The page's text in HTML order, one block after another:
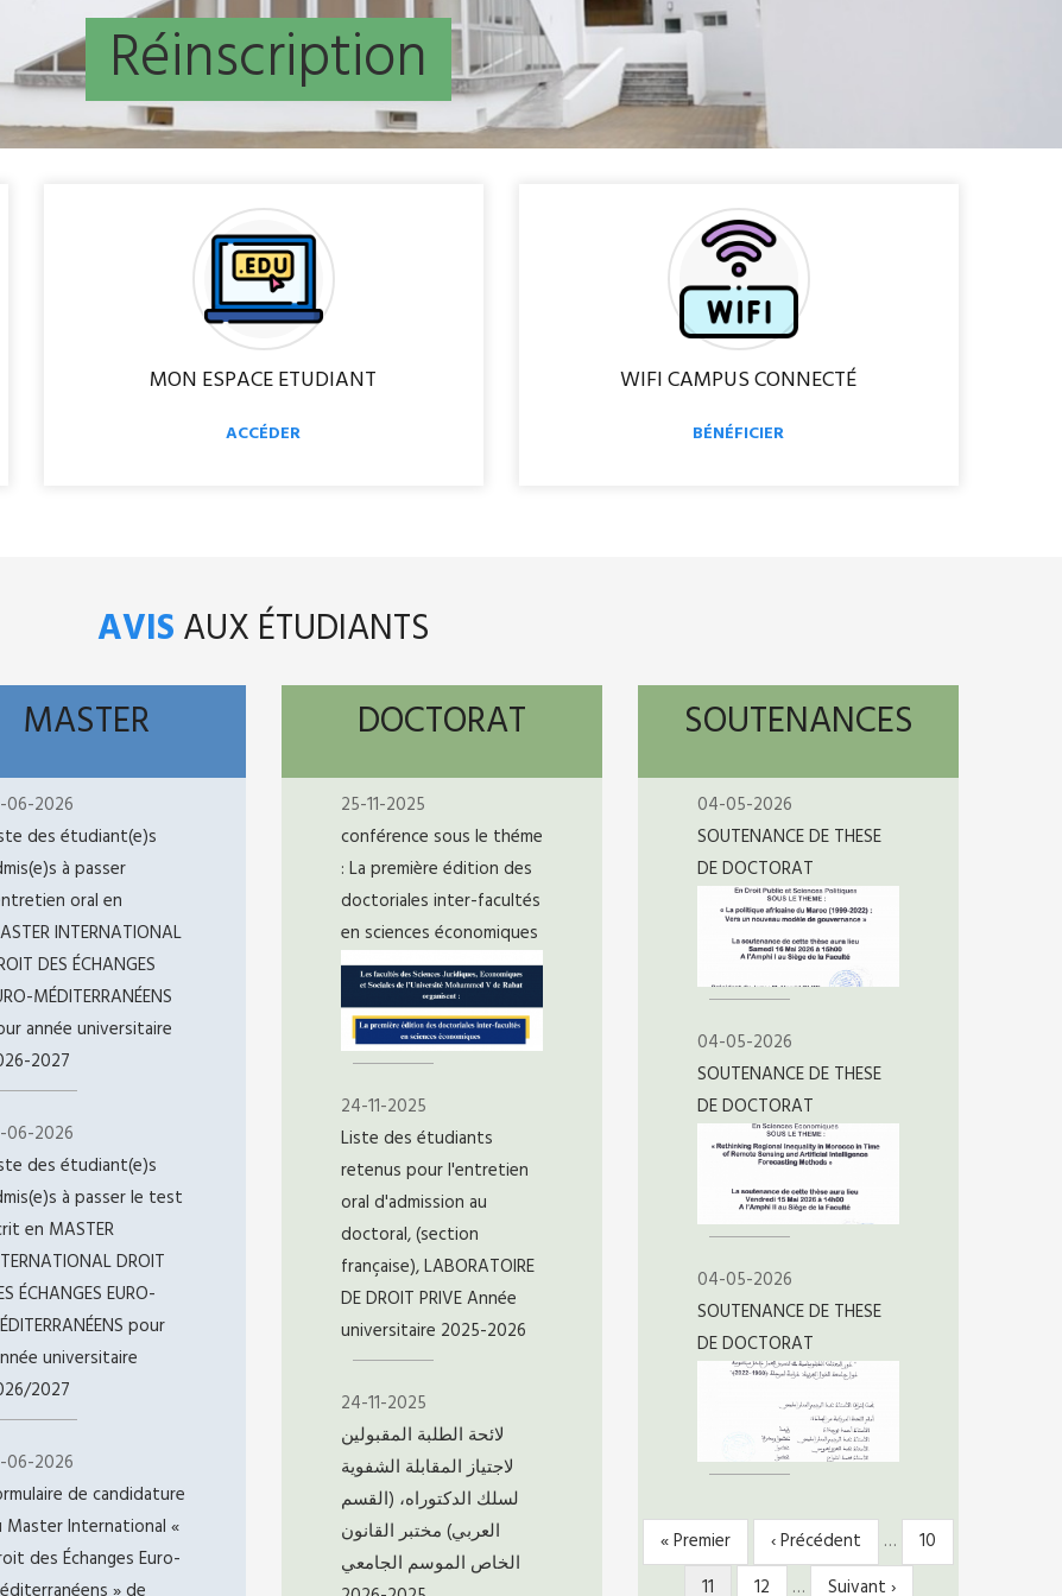
Réinscription
MON ESPACE ETUDIANT
ACCÉDER
WIFI CAMPUS CONNECTÉ
BÉNÉFICIER
AVISAUX ÉTUDIANTS
MASTER
06-2026
des étudiant(e)s
à passer
oral en
INTERNATIONAL
DES ÉCHANGES
MÉDITERRANÉENS
année universitaire
2027
06-2026
des étudiant(e)s
à passer le test
en MASTER
DROIT
ÉCHANGES EURO-
pour
universitaire
2027
06-2026
de candidature
Master International «
des Échanges Euro-
DOCTORAT
25-11-2025
conférence sous le théme
: La première édition des
doctoriales inter-facultés
en sciences économiques
24-11-2025
Liste des étudiants
retenus pour l'entretien
oral d'admission au
doctoral, (section
française), LABORATOIRE
DE DROIT PRIVE Année
universitaire 2025-2026
24-11-2025
لائحة الطلبة المقبولين
لاجتياز المقابلة الشفوية
لسلك الدكتوراه، (القسم
العربي) مختبر القانون
الخاص الموسم الجامعي
SOUTENANCES
04-05-2026
SOUTENANCE DE THESE
DE DOCTORAT
04-05-2026
SOUTENANCE DE THESE
DE DOCTORAT
04-05-2026
SOUTENANCE DE THESE
DE DOCTORAT
PAGINATION
Première
page
« Premier
Page
précédente
‹ Précédent … Page
10
Page
11 Page
12 …
Page
Suivant ›